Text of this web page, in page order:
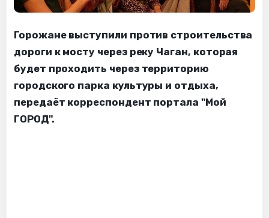
Горожане выступили против строительства
дороги к мосту через реку Чаган, которая
будет проходить через территорию
городского парка культуры и отдыха,
передаёт корреспондент портала "Мой
ГОРОД".